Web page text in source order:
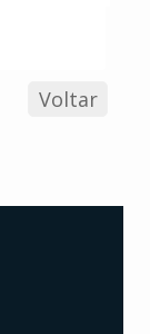
Voltar